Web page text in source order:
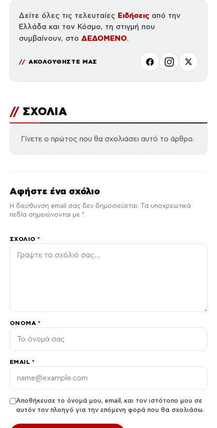
Δείτε όλες τις τελευταίες Ειδήσεις από την
Ελλάδα και τον Κόσμο, τη στιγμή που
συμβαίνουν, στο ΔΕΔΟΜΕΝΟ.
ΑΚΟΛΟΥΘΗΣΤΕ ΜΑΣ
// ΣΧΟΛΙΑ
Γίνετε ο πρώτος που θα σχολιάσει αυτό το άρθρο.
Αφήστε ένα σχόλιο
Η διεύθυνση email σας δεν δημοσιεύεται. Τα υποχρεωτικά
πεδία σημειώνονται με *.
ΣΧΌΛΙΟ*
ΌΝΟΜΑ *
EMAIL *
Αποθήκευσε το όνομά μου, email, και τον ιστότοπο μου σε
αυτόν τον πλοηγό για την επόμενη φορά που θα σχολιάσω.